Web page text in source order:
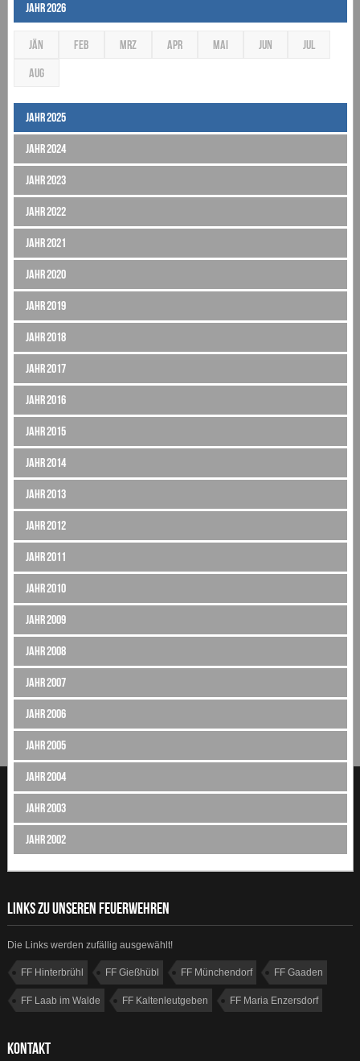
Jahr 2026
JÄN FEB MRZ APR MAI JUN JUL
AUG
Jahr 2025
Jahr 2024
Jahr 2023
Jahr 2022
Jahr 2021
Jahr 2020
Jahr 2019
Jahr 2018
Jahr 2017
Jahr 2016
Jahr 2015
Jahr 2014
Jahr 2013
Jahr 2012
Jahr 2011
Jahr 2010
Jahr 2009
Jahr 2008
Jahr 2007
Jahr 2006
Jahr 2005
Jahr 2004
Jahr 2003
Jahr 2002
LINKS ZU UNSEREN FEUERWEHREN
Die Links werden zufällig ausgewählt!
FF Hinterbrühl FF Gießhübl FF Münchendorf FF Gaaden
FF Laab im Walde FF Kaltenleutgeben FF Maria Enzersdorf
KONTAKT